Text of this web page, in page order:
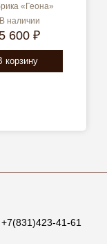
«Геона»
В наличии
600 ₽
корзину
+7(831)423-41-61